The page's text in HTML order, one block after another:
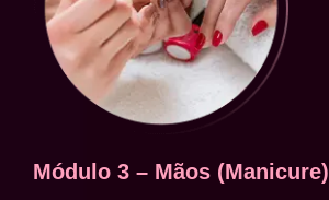
Módulo 3 – Mãos (Manicure)